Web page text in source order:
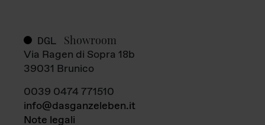
DGL Showroom
Via Ragen di Sopra 18b
39031 Brunico
0039 0474 771510
info@dasganzeleben.it
Note legali